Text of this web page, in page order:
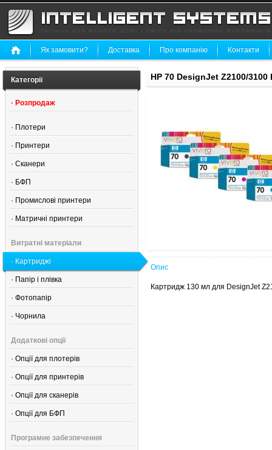
Як замовити? Доставка Про компанію Контакти
Категорії
· Розпродаж
· Плотери
· Принтери
· Сканери
· БФП
· Промислові принтери
· Матричні принтери
Витратні матеріали
· Картриджі
· Папір і плівка
· Фотопапір
· Чорнила
Додаткові опції
· Опції для плотерів
· Опції для принтерів
· Опції для сканерів
· Опції для БФП
Програмне забезпечення
HP 70 DesignJet Z2100/
Опис
Картридж 130 мл для DesignJet